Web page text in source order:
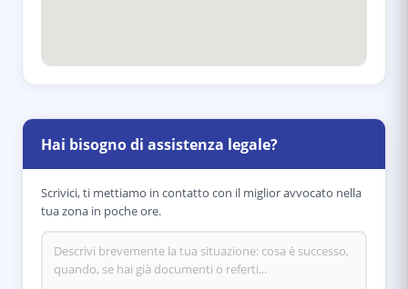
Hai bisogno di assistenza legale?
Scrivici, ti mettiamo in contatto con il miglior avvocato nella
tua zona in poche ore.